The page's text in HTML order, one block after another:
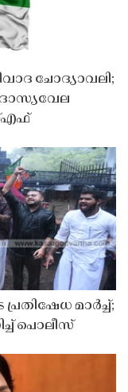
ചോദ്യാവലി;
മാർച്ച്;
പൊലീസ്